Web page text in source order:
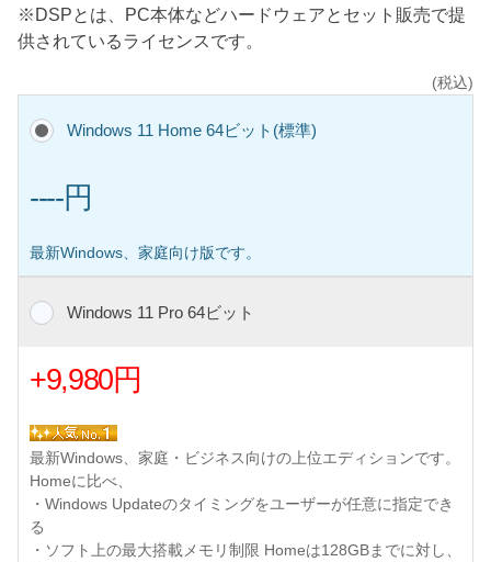
※DSPとは、PC本体などハードウェアとセット販売で提
供されているライセンスです。
(税込)
Windows 11 Home 64ビット(標準)
----円
最新Windows、家庭向け版です。
Windows 11 Pro 64ビット
+9,980円
最新Windows、家庭・ビジネス向けの上位エディションです。
Homeに比べ、
・Windows Updateのタイミングをユーザーが任意に指定でき
る
・ソフト上の最大搭載メモリ制限 Homeは128GBまでに対し、